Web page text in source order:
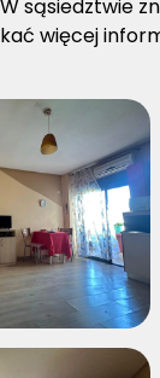
sąsiedztwie
więcej